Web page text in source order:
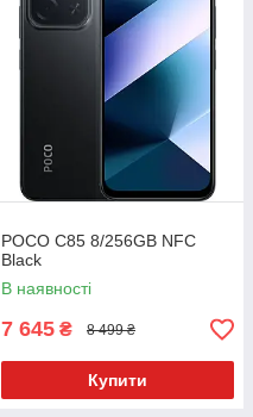
POCO C85 8/256GB NFC
Black
В наявності
7 645 ₴ 8 499 ₴
Купити